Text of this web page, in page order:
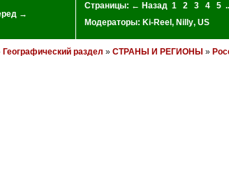
→
Страницы: ← Назад 1 2 3 4 5
Модераторы: Ki-Reel , Nilly, US
Географический раздел » СТРАНЫ И РЕГИОНЫ »